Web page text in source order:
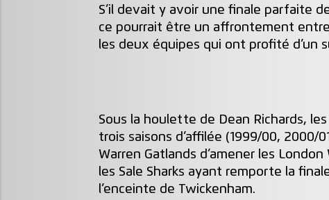
S’il devait y avoir une finale parfaite
ce pourrait être un affrontement
les deux équipes qui ont profité d’un
Sous la houlette de Dean Richards,
trois saisons d’affilée (1999/00,
Warren Gatlands d’amener les
les Sale Sharks ayant remporte la
l’enceinte de Twickenham.